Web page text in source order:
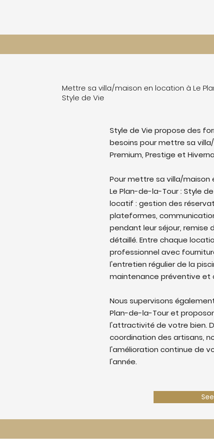
Mettre sa villa/maison en location à Le
Style de Vie
Style de Vie propose des
besoins pour mettre sa
Premium, Prestige et
Pour mettre sa villa/
Le Plan-de-la-Tour : Style
locatif : gestion des
plateformes,
pendant leur séjour, remise
détaillé. Entre chaque
professionnel avec
l'entretien régulier de la
maintenance préventive et
Nous supervisons
Plan-de-la-Tour et
l'attractivité de votre bien.
coordination des artisans,
l'amélioration continue de
l'année.